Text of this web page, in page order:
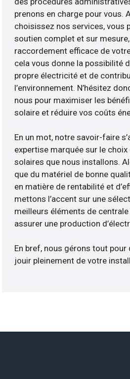
prenons en charge pour vous.
choisissez nos services, vous
soutien complet et sur
raccordement efficace de
cela vous donne la possibilité
propre électricité et de
l’environnement. N’hésitez
nous pour maximiser les
solaire et réduire vos coûts
En un mot, notre savoir-faire
expertise marquée sur le choix
solaires que nous installons.
que du matériel de bonne
en matière de rentabilité et
mettons l’accent sur une
meilleurs éléments de
assurer une production
En bref, nous gérons tout pour
jouir pleinement de votre